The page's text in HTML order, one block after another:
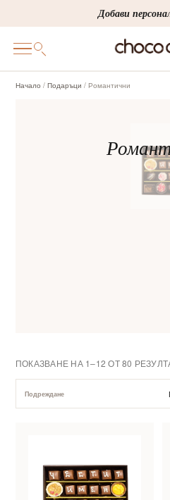
to
content
Добави
ПОДАРЪЦИ
За нас
Новини
Начало / Подаръци / Романтични
ПОКАЗВАНЕ НА 1–12 ОТ 80
Подреждане